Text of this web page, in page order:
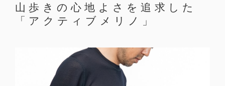
山歩きの心地よさを追求した
「アクティブメリノ」